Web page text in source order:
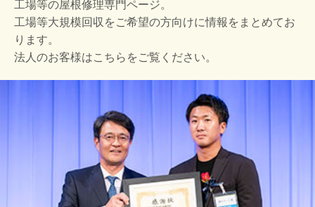
工場等の屋根修理専門ページ。
工場等大規模回収をご希望の方向けに情報をまとめてお
ります。
法人のお客様はこちらをご覧ください。